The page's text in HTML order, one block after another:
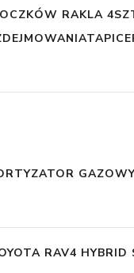
RAKLA
RAV4 HYBRID